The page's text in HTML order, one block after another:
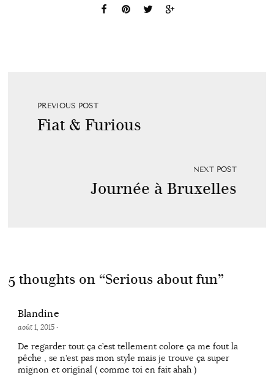
PREVIOUS POST
Fiat & Furious
NEXT POST
Journée à Bruxelles
5 thoughts on “Serious about fun”
Blandine
août 1, 2015·
De regarder tout ça c’est tellement colore ça me fout la
pêche , se n’est pas mon style mais je trouve ça super
mignon et original ( comme toi en fait ahah )